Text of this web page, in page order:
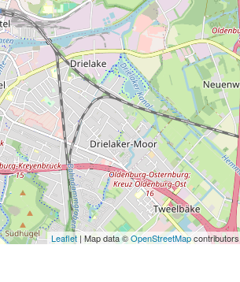
Leaflet | Map data ©OpenStreetMapcontributors